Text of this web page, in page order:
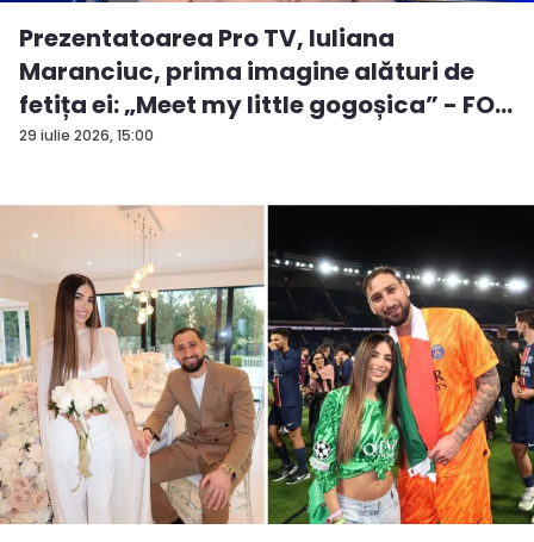
29 iulie 2026, 15:00
Prezentatoarea Pro TV, Iuliana
Maranciuc, prima imagine alături de
fetița ei: „Meet my little gogoșica” - FO...